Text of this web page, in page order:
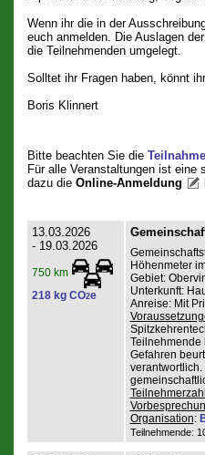
Wenn ihr die in der
euch anmelden. Die Auslagen
die Teilnehmenden umgelegt.
Solltet ihr Fragen haben, könnt
Boris Klinnert
Bitte beachten Sie die
Für alle Veranstaltungen ist
dazu die Online-Anmeldung
13.03.2026
- 19.03.2026
750 km
218 kg CO2e
Höhenmeter
Gebiet:
Unterkunft:
Anreise: Mit
Teilnehmende
Gefahren
Organisation:
Teilnehmende: